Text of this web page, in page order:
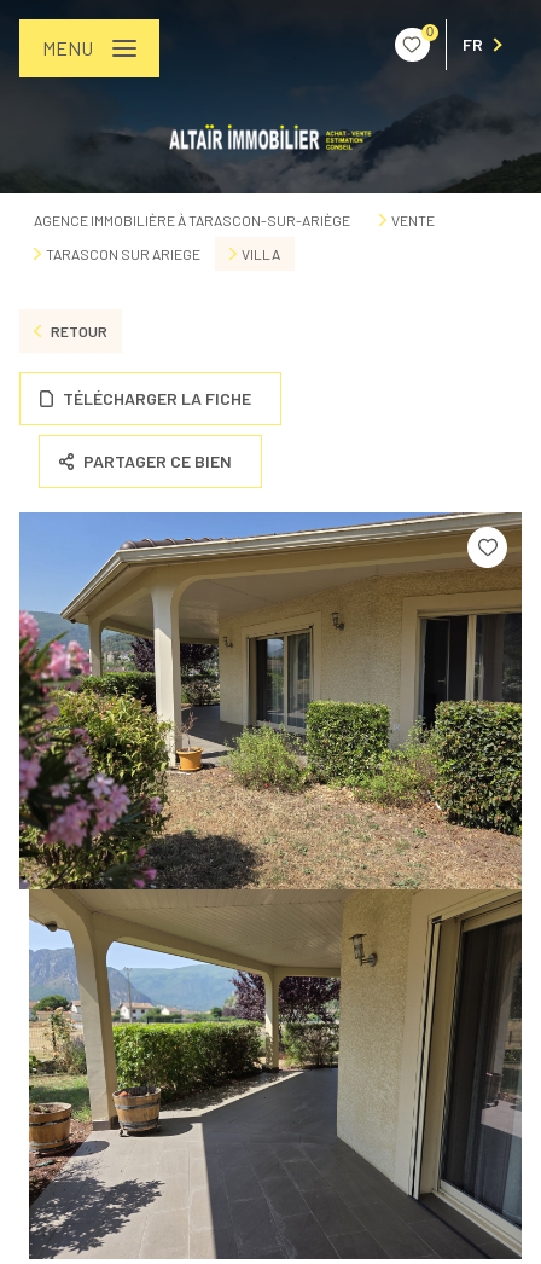
0
FR
MENU
AGENCE IMMOBILIÈRE À TARASCON-SUR-ARIÈGE
VENTE
TARASCON SUR ARIEGE
VILLA
RETOUR
TÉLÉCHARGER LA FICHE
PARTAGER CE BIEN